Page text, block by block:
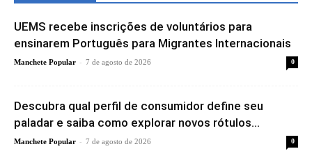
UEMS recebe inscrições de voluntários para
ensinarem Português para Migrantes Internacionais
Manchete Popular - 7 de agosto de 2026 0
Descubra qual perfil de consumidor define seu
paladar e saiba como explorar novos rótulos...
Manchete Popular - 7 de agosto de 2026 0